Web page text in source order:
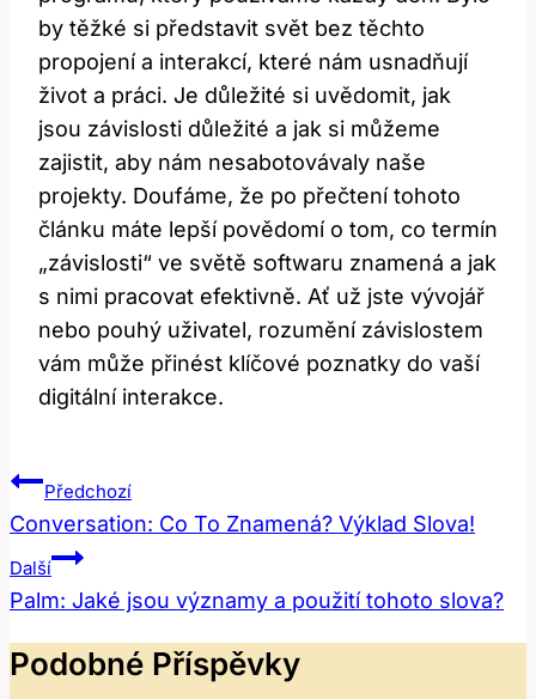
by těžké si představit svět bez těchto
propojení a interakcí, které nám usnadňují
život a práci. Je důležité si uvědomit, jak
jsou závislosti důležité a jak si můžeme
zajistit, aby nám nesabotovávaly naše
projekty. Doufáme, že po přečtení tohoto
článku máte lepší povědomí o tom, co termín
„závislosti“ ve světě softwaru znamená a jak
s nimi pracovat efektivně. Ať už jste vývojář
nebo pouhý uživatel, rozumění závislostem
vám může přinést klíčové poznatky do vaší
digitální interakce.
Navigace
Pro
Příspěvek
Předchozí
Conversation: Co To Znamená? Výklad Slova!
Další
Palm: Jaké jsou významy a použití tohoto slova?
Podobné Příspěvky